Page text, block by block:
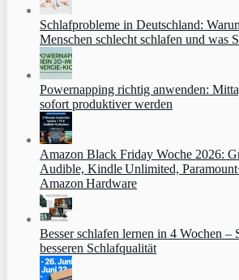
Schlafprobleme in Deutschland:
Menschen schlecht schlafen und was
Powernapping richtig anwenden:
sofort produktiver werden
Amazon Black Friday Woche 2026:
Audible, Kindle Unlimited,
Amazon Hardware
Besser schlafen lernen in 4 Wochen –
besseren Schlafqualität